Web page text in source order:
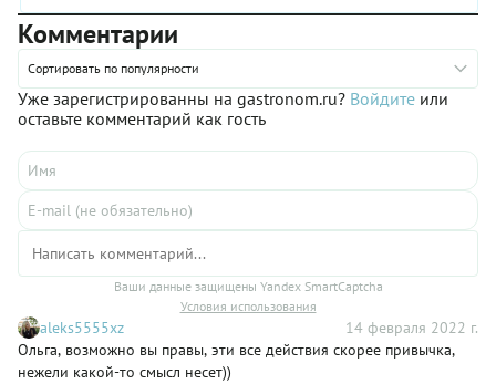
Комментарии
Сортировать по популярности
Уже зарегистрированны на gastronom.ru? Войдите или
оставьте комментарий как гость
Ваши данные защищены Yandex SmartCaptcha
Условия использования
aleks5555xz
14 февраля 2022 г.
Ольга, возможно вы правы, эти все действия скорее привычка,
нежели какой-то смысл несет))